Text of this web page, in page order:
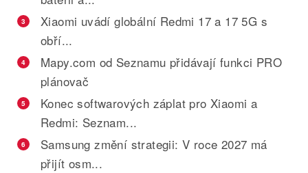
3
Xiaomi uvádí globální Redmi 17 a 17 5G s
obří...
4
Mapy.com od Seznamu přidávají funkci PRO
plánovač
5
Konec softwarových záplat pro Xiaomi a
Redmi: Seznam...
6
Samsung změní strategii: V roce 2027 má
přijít osm...